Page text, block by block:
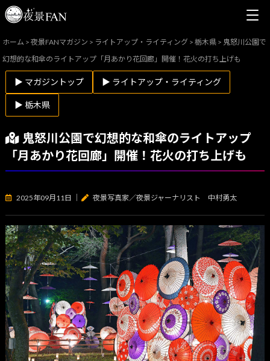
ホーム >夜景FANマガジン > ライトアップ・ライティング >栃木県 > 鬼怒川公園で
幻想的な和傘のライトアップ「月あかり花回廊」開催！花火の打ち上げも
▶ マガジントップ ▶ ライトアップ・ライティング
▶ 栃木県
鬼怒川公園で幻想的な和傘のライトアップ
「月あかり花回廊」開催！花火の打ち上げも
2025年09月11日 夜景写真家／夜景ジャーナリスト 中村勇太